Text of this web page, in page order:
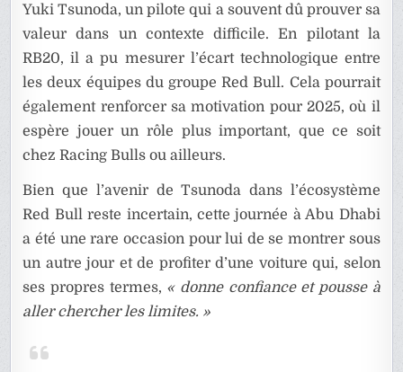
Yuki Tsunoda, un pilote qui a souvent dû prouver sa
valeur dans un contexte difficile. En pilotant la
RB20, il a pu mesurer l’écart technologique entre
les deux équipes du groupe Red Bull. Cela pourrait
également renforcer sa motivation pour 2025, où il
espère jouer un rôle plus important, que ce soit
chez Racing Bulls ou ailleurs.
Bien que l’avenir de Tsunoda dans l’écosystème
Red Bull reste incertain, cette journée à Abu Dhabi
a été une rare occasion pour lui de se montrer sous
un autre jour et de profiter d’une voiture qui, selon
ses propres termes, « donne confiance et pousse à
aller chercher les limites. »